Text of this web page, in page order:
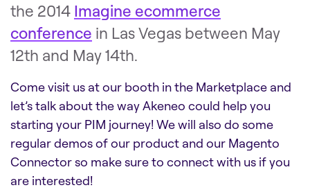
the 2014 Imagine ecommerce
conference in Las Vegas between May
12th and May 14th.
Come visit us at our booth in the Marketplace and
let’s talk about the way Akeneo could help you
starting your PIM journey! We will also do some
regular demos of our product and our Magento
Connector so make sure to connect with us if you
are interested!